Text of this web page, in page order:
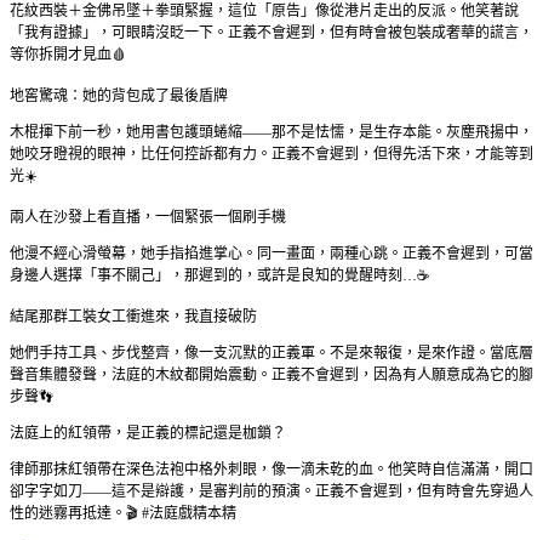
花紋西裝＋金佛吊墜＋拳頭緊握，這位「原告」像從港片走出的反派。他笑著說
「我有證據」，可眼睛沒眨一下。正義不會遲到，但有時會被包裝成奢華的謊言，
等你拆開才見血🩸
地窖驚魂：她的背包成了最後盾牌
木棍揮下前一秒，她用書包護頭蜷縮——那不是怯懦，是生存本能。灰塵飛揚中，
她咬牙瞪視的眼神，比任何控訴都有力。正義不會遲到，但得先活下來，才能等到
光☀️
兩人在沙發上看直播，一個緊張一個刷手機
他漫不經心滑螢幕，她手指掐進掌心。同一畫面，兩種心跳。正義不會遲到，可當
身邊人選擇「事不關己」，那遲到的，或許是良知的覺醒時刻…☕
結尾那群工裝女工衝進來，我直接破防
她們手持工具、步伐整齊，像一支沉默的正義軍。不是來報復，是來作證。當底層
聲音集體發聲，法庭的木紋都開始震動。正義不會遲到，因為有人願意成為它的腳
步聲👣
法庭上的紅領帶，是正義的標記還是枷鎖？
律師那抹紅領帶在深色法袍中格外刺眼，像一滴未乾的血。他笑時自信滿滿，開口
卻字字如刀——這不是辯護，是審判前的預演。正義不會遲到，但有時會先穿過人
性的迷霧再抵達。🎬 #法庭戲精本精